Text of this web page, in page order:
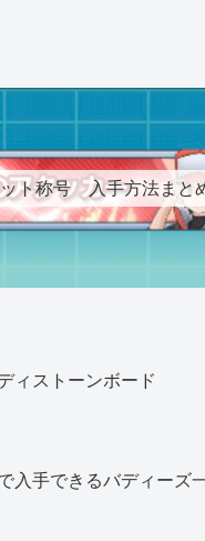
ト称号 入手方法まと
ィストーンボード
入手できるバディーズ